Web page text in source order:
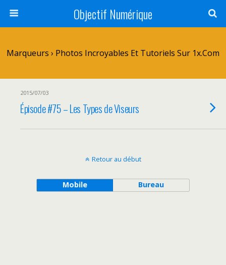
Objectif Numérique
Marqueurs › Photos Incroyables Et Tutoriels Sur 1x.com
2015/07/03
Épisode #75 – Les Types de Viseurs
Retour au début
Mobile Bureau